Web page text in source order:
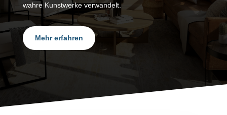
wahre Kunstwerke verwandelt.
Mehr erfahren